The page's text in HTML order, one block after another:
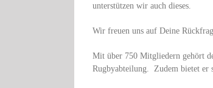
unterstützen wir auch dieses.
Wir freuen uns auf Deine
Mit über 750 Mitgliedern gehört
Rugbyabteilung. Zudem bietet er